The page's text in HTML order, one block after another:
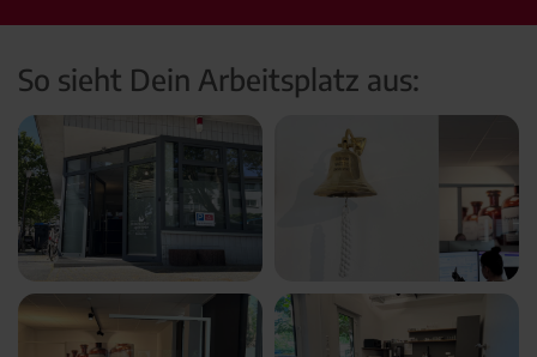
So sieht Dein Arbeitsplatz aus: